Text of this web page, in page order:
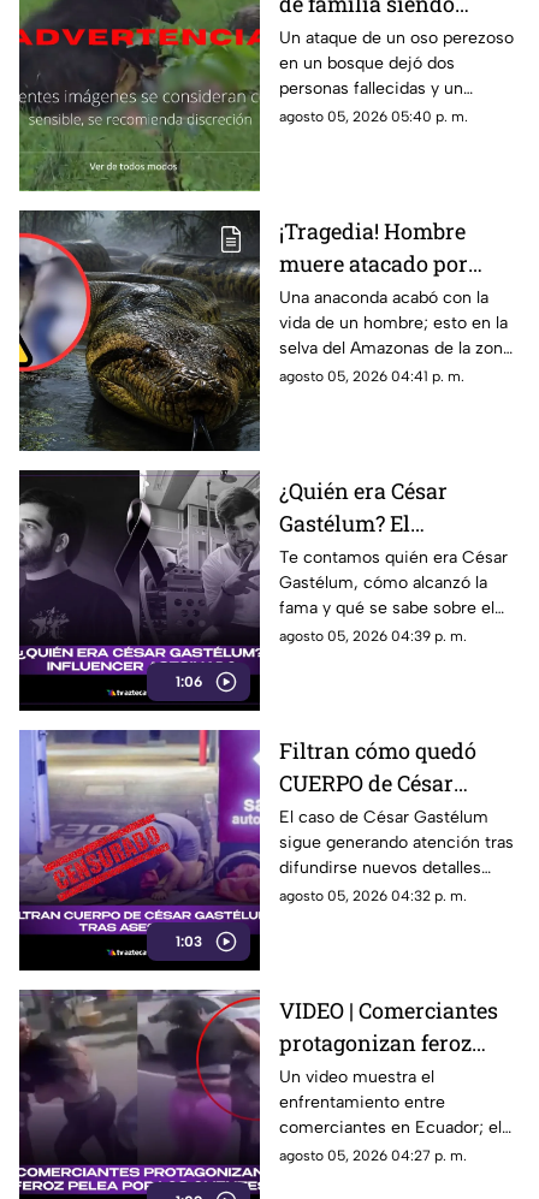
DEVORADA por un oso
perezoso en pleno
monte
Un ataque de un oso perezoso
en un bosque dejó dos
personas fallecidas y un
sobreviviente; el caso quedó
agosto 05, 2026 05:40 p. m.
¡Tragedia! Hombre
muere atacado por
enorme anaconda; así
quedó el cuerpo
(+VIDEO)
Una anaconda acabó con la
vida de un hombre; esto en la
selva del Amazonas de la zona
de Ecuador. El caso se hizo
agosto 05, 2026 04:41 p. m.
1:06
¿Quién era César
Gastélum? El
influencer mexicano
asesinado en una
transmisión EN VIVO
Te contamos quién era César
Gastélum, cómo alcanzó la
fama y qué se sabe sobre el
caso que marcó su historia.
agosto 05, 2026 04:39 p. m.
1:03
Filtran cómo quedó
CUERPO de César
Gastélum tras ser
asesinado en
transmisión en vivo
El caso de César Gastélum
sigue generando atención tras
difundirse nuevos detalles
sobre el ataque ocurrido en
agosto 05, 2026 04:32 p. m.
VIDEO | Comerciantes
protagonizan feroz
pelea en plena calle por
los clientes: ¡se dieron
con todo!
Un video muestra el
enfrentamiento entre
comerciantes en Ecuador; el
caso generó miles de
agosto 05, 2026 04:27 p. m.